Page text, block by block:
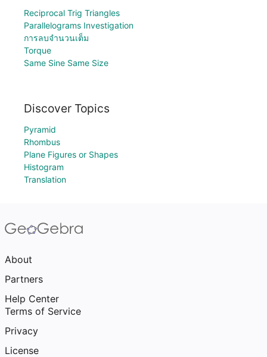
Reciprocal Trig Triangles
Parallelograms Investigation
การลบจำนวนเต็ม
Torque
Same Sine Same Size
Discover Topics
Pyramid
Rhombus
Plane Figures or Shapes
Histogram
Translation
About
Partners
Help Center
Terms of Service
Privacy
License